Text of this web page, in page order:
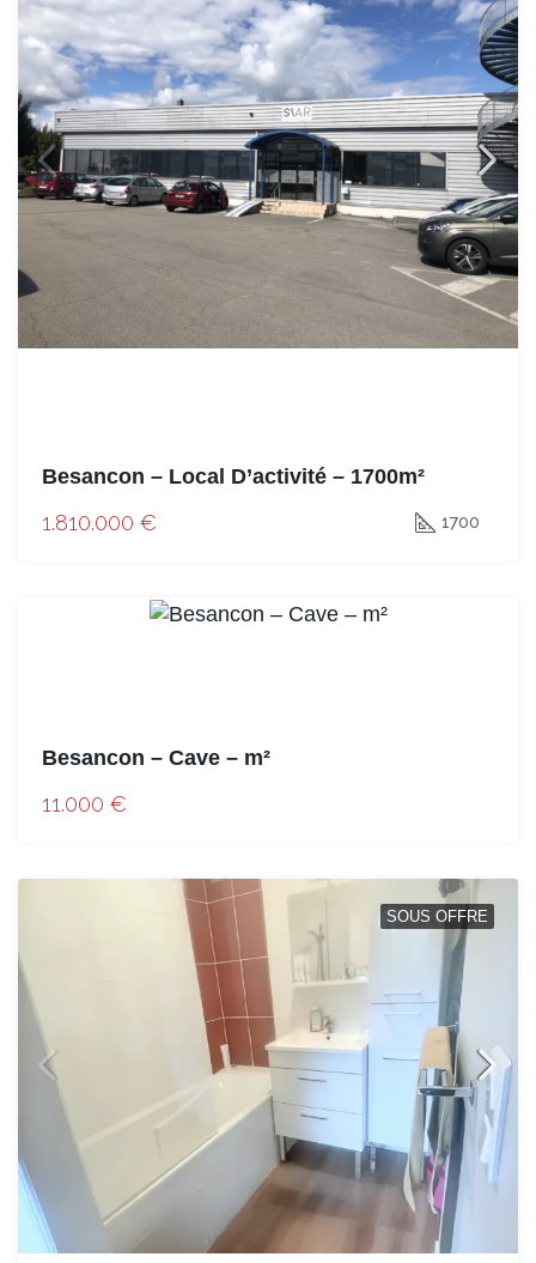
Besancon – Local D’activité – 1700m²
1.810.000 € 1700
Besancon – Cave – m²
11.000 €
SOUS OFFRE